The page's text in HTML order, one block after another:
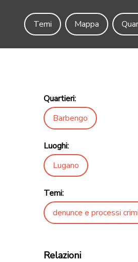
Temi
Mappa
Quartieri:
Barbengo
Luoghi:
Lugano
Temi:
denunce e processi
Relazioni